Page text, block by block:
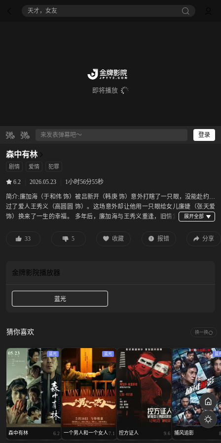
天才，女友
即将播放
登录
森中有林
剧情 爱情 犯罪
6.2 2026.05.23 1小时56分55秒
简介:廉加海（于和伟 饰）被吕新开（韩庚 饰）意外打瞎了一只眼，没能赴约错
过了爱人王秀义（高圆圆 饰）。这场意外却让他用一只眼给女儿廉婕（张天爱
饰）换来了一生的幸福。 多年后，廉加海与王秀义重逢，旧情复
千丝万缕的关系，也让两个家、三代人的命运开始了数十年的生死纠葛、爱恨痴
33 5 收藏 报错 分享
金牌影院播放器
蓝光
猜你喜欢 换一换
蓝光
森中有林 6.2
蓝光
一个男人和一个女人7.1 控方证人 9.6
蓝
捕风追影